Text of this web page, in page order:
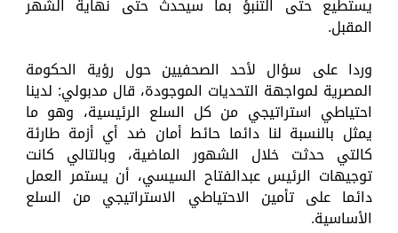
يستطيع حتى التنبؤ بما سيحدث حتى نهاية الشهر
المقبل.
وردا على سؤال لأحد الصحفيين حول رؤية الحكومة
المصرية لمواجهة التحديات الموجودة، قال مدبولي: لدينا
احتياطي استراتيجي من كل السلع الرئيسية، وهو ما
يمثل بالنسبة لنا دائما حائط أمان ضد أي أزمة طارئة
كالتي حدثت خلال الشهور الماضية، وبالتالي كانت
توجيهات الرئيس عبدالفتاح السيسي، أن يستمر العمل
دائما على تأمين الاحتياطي الاستراتيجي من السلع
الأساسية.